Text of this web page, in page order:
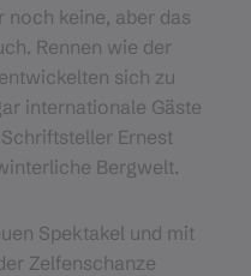
noch keine, aber das
Rennen wie der
sich zu
internationale Gäste
Ernest
Bergwelt.
Spektakel und mit
Zelfenschanze